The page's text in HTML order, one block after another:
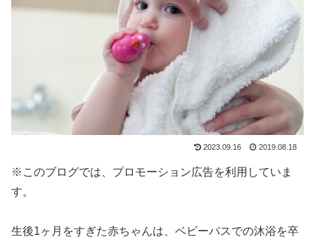
2023.09.16 2019.08.18
※このブログでは、プロモーション広告を利用していま
す。
生後1ヶ月をすぎた赤ちゃんは、ベビーバスでの沐浴を卒